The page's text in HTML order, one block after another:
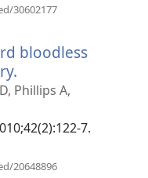
30602177
вікні)
bloodless
у
вікні)
Phillips A,
7.
20648896